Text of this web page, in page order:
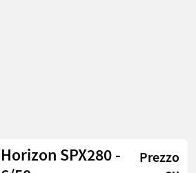
Horizon SPX280 -
Prezzo